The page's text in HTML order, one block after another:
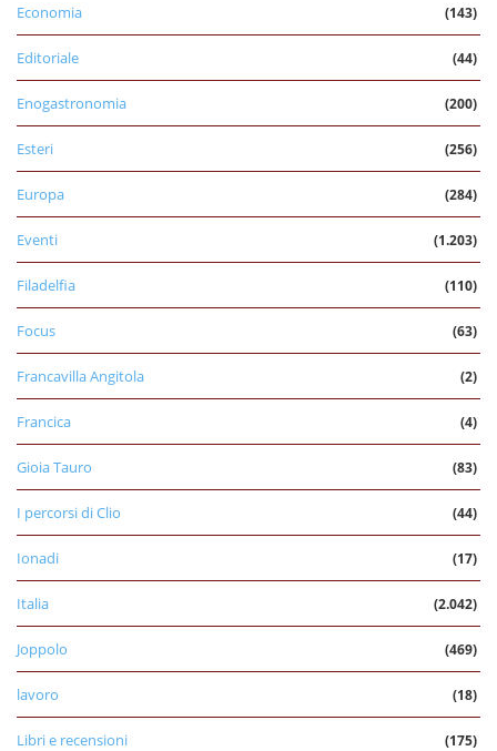
Economia (143)
Editoriale (44)
Enogastronomia (200)
Esteri (256)
Europa (284)
Eventi (1.203)
Filadelfia (110)
Focus (63)
Francavilla Angitola (2)
Francica (4)
Gioia Tauro (83)
I percorsi di Clio (44)
Ionadi (17)
Italia (2.042)
Joppolo (469)
lavoro (18)
Libri e recensioni (175)